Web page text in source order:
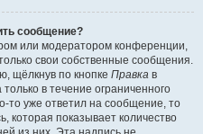
сообщение?
или модератором конференции,
свои собственные сообщения.
щёлкнув по кнопке Правка в
в течение ограниченного
то уже ответил на сообщение, то
которая показывает количество